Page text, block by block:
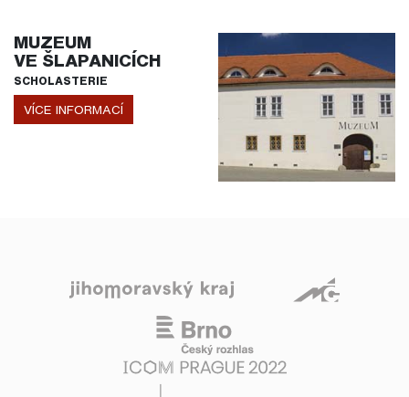
MUZEUM
VE ŠLAPANICÍCH
SCHOLASTERIE
VÍCE INFORMACÍ